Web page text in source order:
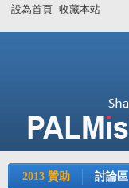
設為首頁 收藏本站
2013 贊助 討論區